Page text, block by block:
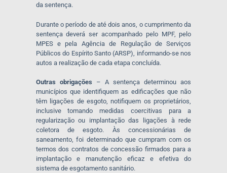
da sentença.
Durante o período de até dois anos, o cumprimento da
sentença deverá ser acompanhado pelo MPF, pelo
MPES e pela Agência de Regulação de Serviços
Públicos do Espírito Santo (ARSP), informando-se nos
autos a realização de cada etapa concluída.
Outras obrigações – A sentença determinou aos
municípios que identifiquem as edificações que não
têm ligações de esgoto, notifiquem os proprietários,
inclusive tomando medidas coercitivas para a
regularização ou implantação das ligações à rede
coletora de esgoto. Às concessionárias de
saneamento, foi determinado que cumpram com os
termos dos contratos de concessão firmados para a
implantação e manutenção eficaz e efetiva do
sistema de esgotamento sanitário.